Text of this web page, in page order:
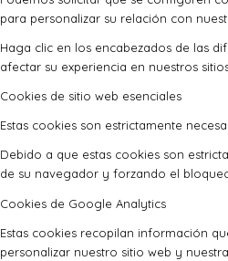
para personalizar su relación con
Haga clic en los encabezados de las
afectar su experiencia en nuestros
Cookies de sitio web esenciales
Estas cookies son estrictamente
Debido a que estas cookies son
de su navegador y forzando el
Cookies de Google Analytics
Estas cookies recopilan información
personalizar nuestro sitio web y